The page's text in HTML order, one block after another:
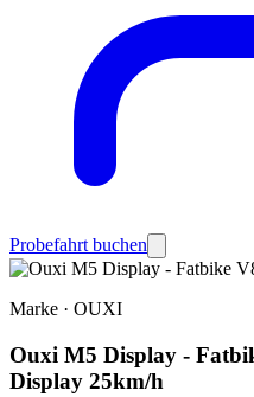
Probefahrt buchen
Marke · OUXI
Ouxi M5 Display -
Display 25km/h